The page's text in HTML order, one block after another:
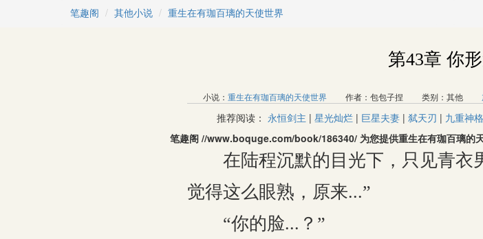
笔趣阁 其他小说 重生在有珈百璃的天使世界
第43章 你
小说：重生在有珈百璃的天使世界 作者：包包子捏 类别：其他
推荐阅读： 永恒剑主 | 星光灿烂 | 巨星夫妻 | 弑天刃 | 九重神格
笔趣阁 //www.boquge.com/book/186340/ 为您提供重生在有珈百璃的
在陆程沉默的目光下，只见青衣
觉得这么眼熟，原来...”
“你的脸...？”